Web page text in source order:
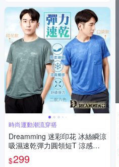
時尚運動潮流穿搭
Dreamming 迷彩印花 冰絲瞬涼
吸濕速乾彈力圓領短T 涼感衣-
共二款
$299